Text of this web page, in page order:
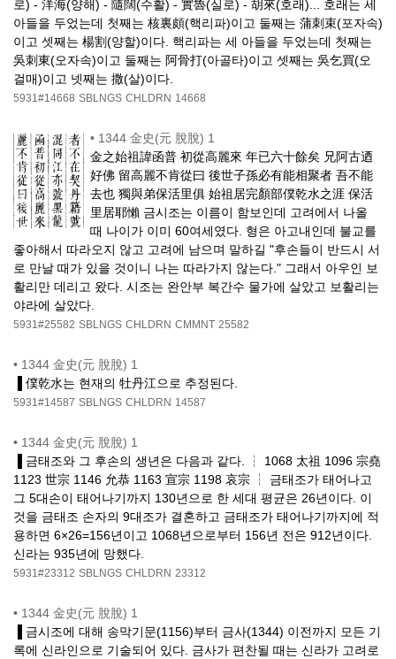
로) - 洋海(양해) - 隨闊(수활) - 實魯(실로) - 胡來(호래)... 호래는 세
아들을 두었는데 첫째는 核裏頗(핵리파)이고 둘째는 蒲刺束(포자속)
이고 셋째는 楊割(양할)이다. 핵리파는 세 아들을 두었는데 첫째는
吳刺東(오자속)이고 둘째는 阿骨打(아골타)이고 셋째는 吳乞買(오
걸매)이고 넷째는 撒(살)이다.
5931#14668 SBLNGS CHLDRN 14668
• 1344 金史(元 脫脫) 1
金之始祖諱函普 初從高麗來 年已六十餘矣 兄阿古迺
好佛 留高麗不肯從曰 後世子孫必有能相聚者 吾不能
去也 獨與弟保活里俱 始祖居完顏部僕乾水之涯 保活
里居耶懶 금시조는 이름이 함보인데 고려에서 나올
때 나이가 이미 60여세였다. 형은 아고내인데 불교를
좋아해서 따라오지 않고 고려에 남으며 말하길 "후손들이 반드시 서
로 만날 때가 있을 것이니 나는 따라가지 않는다." 그래서 아우인 보
활리만 데리고 왔다. 시조는 완안부 복간수 물가에 살았고 보활리는
야라에 살았다.
5931#25582 SBLNGS CHLDRN CMMNT 25582
• 1344 金史(元 脫脫) 1
▐ 僕乾水는 현재의 牡丹江으로 추정된다.
5931#14587 SBLNGS CHLDRN 14587
• 1344 金史(元 脫脫) 1
▐ 금태조와 그 후손의 생년은 다음과 같다. ┆ 1068 太祖 1096 宗堯
1123 世宗 1146 允恭 1163 宣宗 1198 哀宗 ┆ 금태조가 태어나고
그 5대손이 태어나기까지 130년으로 한 세대 평균은 26년이다. 이
것을 금태조 손자의 9대조가 결혼하고 금태조가 태어나기까지에 적
용하면 6×26=156년이고 1068년으로부터 156년 전은 912년이다.
신라는 935년에 망했다.
5931#23312 SBLNGS CHLDRN 23312
• 1344 金史(元 脫脫) 1
▐ 금시조에 대해 송막기문(1156)부터 금사(1344) 이전까지 모든 기
록에 신라인으로 기술되어 있다. 금사가 편찬될 때는 신라가 고려로